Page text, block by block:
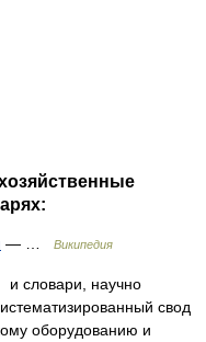
— … Википедия
научно
свод
оборудованию и